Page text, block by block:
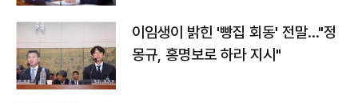
이임생이 밝힌 '빵집 회동' 전말…"정
몽규, 홍명보로 하라 지시"